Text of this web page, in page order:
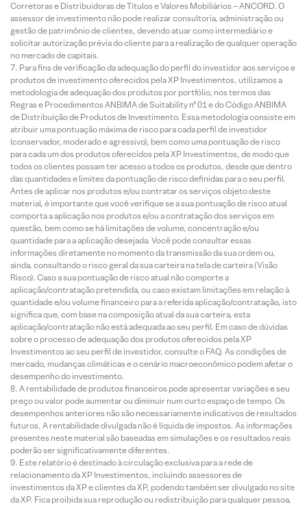
Corretoras e Distribuidoras de Títulos e Valores Mobiliários – ANCORD. O
assessor de investimento não pode realizar consultoria, administração ou
gestão de patrimônio de clientes, devendo atuar como intermediário e
solicitar autorização prévia do cliente para a realização de qualquer operação
no mercado de capitais.
Para fins de verificação da adequação do perfil do investidor aos serviços e
produtos de investimento oferecidos pela XP Investimentos, utilizamos a
metodologia de adequação dos produtos por portfólio, nos termos das
Regras e Procedimentos ANBIMA de Suitability nº 01 e do Código ANBIMA
de Distribuição de Produtos de Investimento. Essa metodologia consiste em
atribuir uma pontuação máxima de risco para cada perfil de investidor
(conservador, moderado e agressivo), bem como uma pontuação de risco
para cada um dos produtos oferecidos pela XP Investimentos, de modo que
todos os clientes possam ter acesso a todos os produtos, desde que dentro
das quantidades e limites da pontuação de risco definidas para o seu perfil.
Antes de aplicar nos produtos e/ou contratar os serviços objeto deste
material, é importante que você verifique se a sua pontuação de risco atual
comporta a aplicação nos produtos e/ou a contratação dos serviços em
questão, bem como se há limitações de volume, concentração e/ou
quantidade para a aplicação desejada. Você pode consultar essas
informações diretamente no momento da transmissão da sua ordem ou,
ainda, consultando o risco geral da sua carteira na tela de carteira (Visão
Risco). Caso a sua pontuação de risco atual não comporte a
aplicação/contratação pretendida, ou caso existam limitações em relação à
quantidade e/ou volume financeiro para a referida aplicação/contratação, isto
significa que, com base na composição atual da sua carteira, esta
aplicação/contratação não está adequada ao seu perfil. Em caso de dúvidas
sobre o processo de adequação dos produtos oferecidos pela XP
Investimentos ao seu perfil de investidor, consulte o FAQ. As condições de
mercado, mudanças climáticas e o cenário macroeconômico podem afetar o
desempenho do investimento.
A rentabilidade de produtos financeiros pode apresentar variações e seu
preço ou valor pode aumentar ou diminuir num curto espaço de tempo. Os
desempenhos anteriores não são necessariamente indicativos de resultados
futuros. A rentabilidade divulgada não é líquida de impostos. As informações
presentes neste material são baseadas em simulações e os resultados reais
poderão ser significativamente diferentes.
Este relatório é destinado à circulação exclusiva para a rede de
relacionamento da XP Investimentos, incluindo assessores de
investimentos da XP e clientes da XP, podendo também ser divulgado no site
da XP. Fica proibida sua reprodução ou redistribuição para qualquer pessoa,